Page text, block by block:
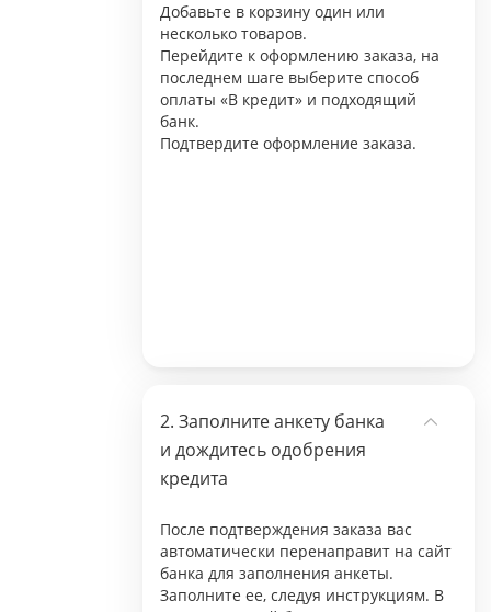
Добавьте в корзину один или
несколько товаров.
Перейдите к оформлению заказа, на
последнем шаге выберите способ
оплаты «В кредит» и подходящий
банк.
Подтвердите оформление заказа.
Заполните анкету банка
и дождитесь одобрения
кредита
После подтверждения заказа вас
автоматически перенаправит на сайт
банка для заполнения анкеты.
Заполните ее, следуя инструкциям. В